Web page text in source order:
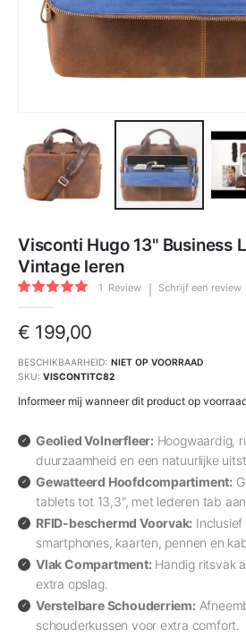
het
begin
van
de
afbeeldingen-
gallerij
Visconti Hugo 13" Business
Vintage leren
Waardering:
100
% of100
1 Review Schrijf een review
€ 199,00
BESCHIKBAARHEID: NIET OP VOORRAAD
SKU VISCONTITC82
Informeer mij wanneer dit product op
Geolied Volnerfleer: Hoogwaardig,
duurzaamheid en een natuurlijke
Gewatteerd Hoofdcompartiment:
tablets tot 13,3", met lederen tab
RFID-beschermd Voorvak:
smartphones, kaarten, pennen en
Vlak Compartment: Handig ritsvak
extra opslag.
Verstelbare Schouderriem:
schouderkussen voor extra comfort.